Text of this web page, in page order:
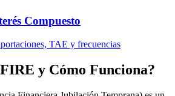
Compuesto
TAE y frecuencias
y Cómo Funciona?